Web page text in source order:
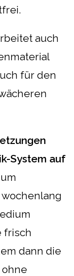
auch
für den
System auf
frisch
dann die
ohne